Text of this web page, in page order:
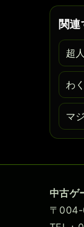
関
超
わ
マ
中古ゲ
〒004-